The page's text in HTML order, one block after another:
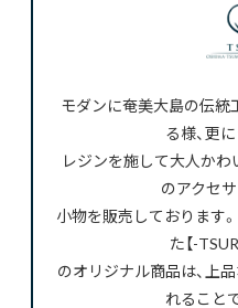
モダンに奄美大島の伝統
る様、更
レジンを施して大人か
のアクセサ
小物を販売しております
た【-
のオリジナル商品は、上
れること